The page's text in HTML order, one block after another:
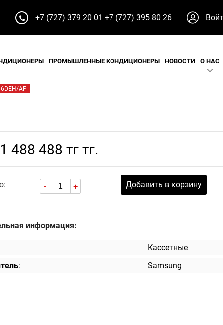
+7 (727) 379 20 01 +7 (727) 395 80 26
ПРОМЫШЛЕННЫЕ КОНДИЦИОНЕРЫ НОВОСТИ О НАС
AF
488 488 тг тг.
+
- Добавить в корзину
информация:
Кассетные
: Samsung